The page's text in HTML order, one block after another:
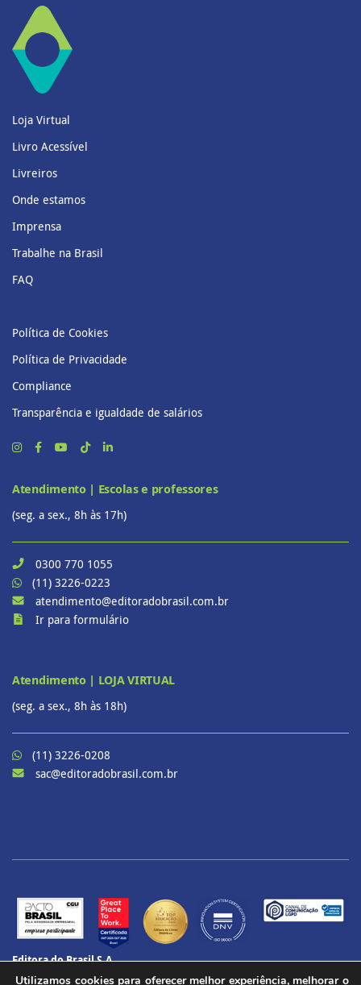
Loja Virtual
Livro Acessível
Livreiros
Onde estamos
Imprensa
Trabalhe na Brasil
FAQ
Política de Cookies
Política de Privacidade
Compliance
Transparência e igualdade de salários
Atendimento | Escolas e professores
(seg. a sex., 8h às 17h)
0300 770 1055
(11) 3226-0223
atendimento@editoradobrasil.com.br
Ir para formulário
Atendimento | LOJA VIRTUAL
(seg. a sex., 8h às 18h)
(11) 3226-0208
sac@editoradobrasil.com.br
Editora do Brasil S.A.
CNPJ: 60.657.574/0001-69
Utilizamos cookies para oferecer melhor experiência, melhorar o